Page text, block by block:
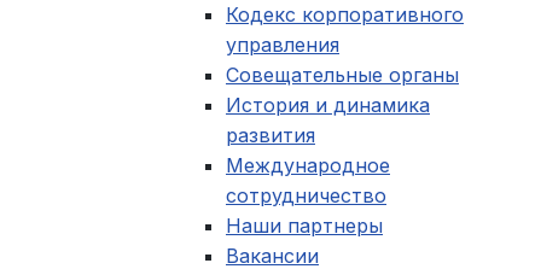
Кодекс корпоративного
управления
Совещательные органы
История и динамика
развития
Международное
сотрудничество
Наши партнеры
Вакансии